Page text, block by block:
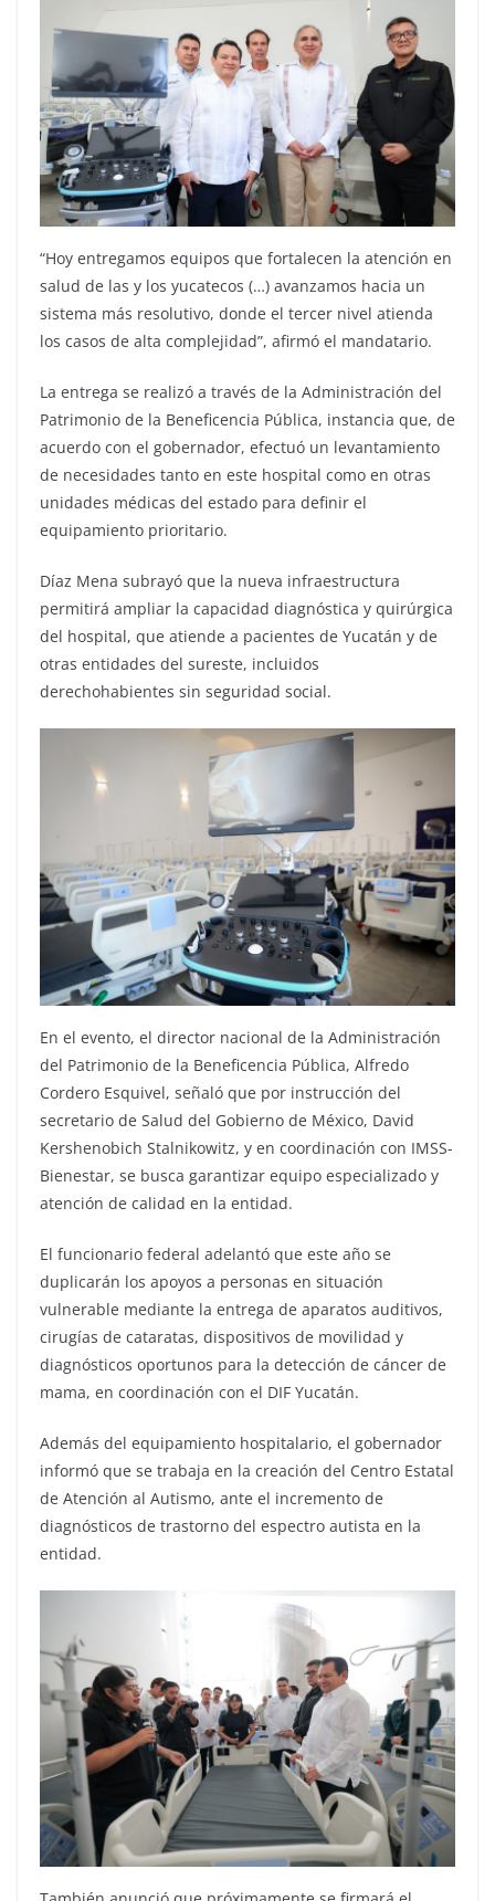
“Hoy entregamos equipos que fortalecen la atención en
salud de las y los yucatecos (…) avanzamos hacia un
sistema más resolutivo, donde el tercer nivel atienda
los casos de alta complejidad”, afirmó el mandatario.
La entrega se realizó a través de la Administración del
Patrimonio de la Beneficencia Pública, instancia que, de
acuerdo con el gobernador, efectuó un levantamiento
de necesidades tanto en este hospital como en otras
unidades médicas del estado para definir el
equipamiento prioritario.
Díaz Mena subrayó que la nueva infraestructura
permitirá ampliar la capacidad diagnóstica y quirúrgica
del hospital, que atiende a pacientes de Yucatán y de
otras entidades del sureste, incluidos
derechohabientes sin seguridad social.
En el evento, el director nacional de la Administración
del Patrimonio de la Beneficencia Pública, Alfredo
Cordero Esquivel, señaló que por instrucción del
secretario de Salud del Gobierno de México, David
Kershenobich Stalnikowitz, y en coordinación con IMSS-
Bienestar, se busca garantizar equipo especializado y
atención de calidad en la entidad.
El funcionario federal adelantó que este año se
duplicarán los apoyos a personas en situación
vulnerable mediante la entrega de aparatos auditivos,
cirugías de cataratas, dispositivos de movilidad y
diagnósticos oportunos para la detección de cáncer de
mama, en coordinación con el DIF Yucatán.
Además del equipamiento hospitalario, el gobernador
informó que se trabaja en la creación del Centro Estatal
de Atención al Autismo, ante el incremento de
diagnósticos de trastorno del espectro autista en la
entidad.